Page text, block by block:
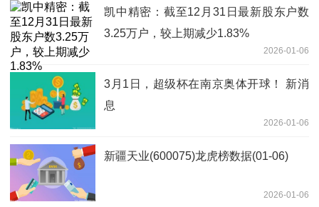
凯中精密：截至12月31日最新股东户数
3.25万户，较上期减少1.83%
2026-01-06
3月1日，超级杯在南京奥体开球！ 新消
息
2026-01-06
新疆天业(600075)龙虎榜数据(01-06)
2026-01-06